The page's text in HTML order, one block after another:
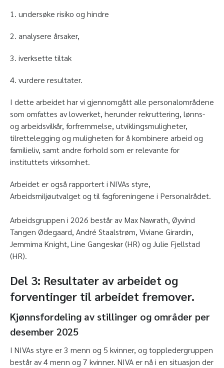
1. undersøke risiko og hindre
2. analysere årsaker,
3. iverksette tiltak
4. vurdere resultater.
I dette arbeidet har vi gjennomgått alle personalområdene
som omfattes av lovverket, herunder rekruttering, lønns-
og arbeidsvilkår, forfremmelse, utviklingsmuligheter,
tilrettelegging og muligheten for å kombinere arbeid og
familieliv, samt andre forhold som er relevante for
instituttets virksomhet.
Arbeidet er også rapportert i NIVAs styre,
Arbeidsmiljøutvalget og til fagforeningene i Personalrådet.
Arbeidsgruppen i 2026 består av Max Nawrath, Øyvind
Tangen Ødegaard, André Staalstrøm, Viviane Girardin,
Jemmima Knight, Line Gangeskar (HR) og Julie Fjellstad
(HR).
Del 3: Resultater av arbeidet og
forventinger til arbeidet fremover.
Kjønnsfordeling av stillinger og områder per
desember 2025
I NIVAs styre er 3 menn og 5 kvinner, og toppledergruppen
består av 4 menn og 7 kvinner. NIVA er nå i en situasjon der